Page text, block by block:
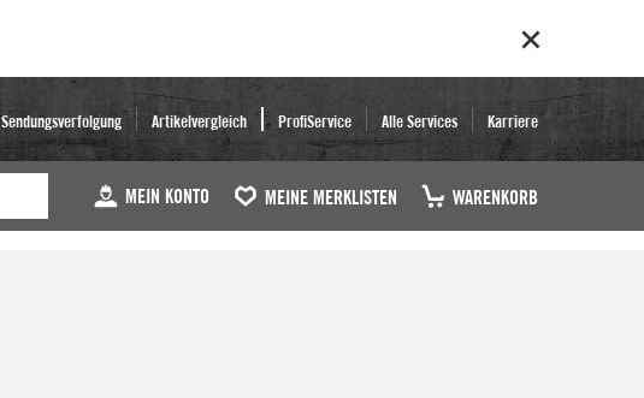
Sendungsverfolgung Artikelvergleich ProfiService Alle Services Karriere
MEIN KONTO MEINE MERKLISTEN WARENKORB